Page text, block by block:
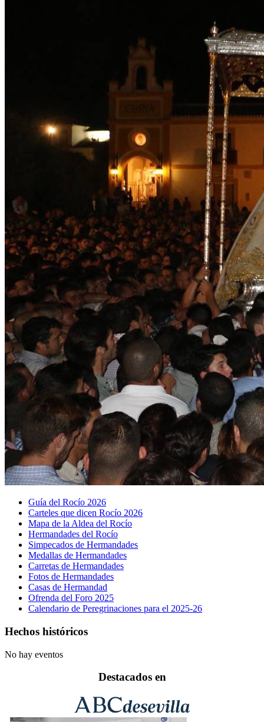
Guía del Rocío 2026
Carteles que dicen Rocío 2026
Mapa de la Aldea del Rocío
Hermandades del Rocío
Simpecados de Hermandades
Medallas de Hermandades
Carretas de Hermandades
Fotos de Hermandades
Casas de Hermandad
Ofrenda del Foro 2025
Calendario de Peregrinaciones para el 2025-26
Hechos históricos
No hay eventos
Destacados en